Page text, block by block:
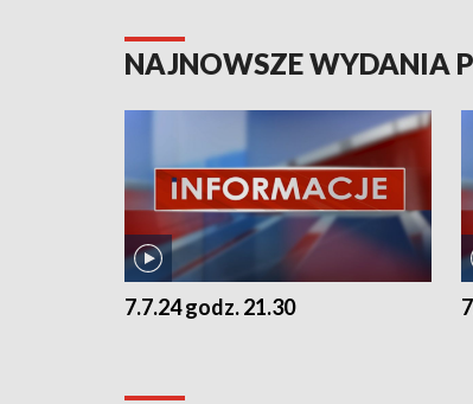
NAJNOWSZE WYDANIA
7.7.24 godz. 21.30